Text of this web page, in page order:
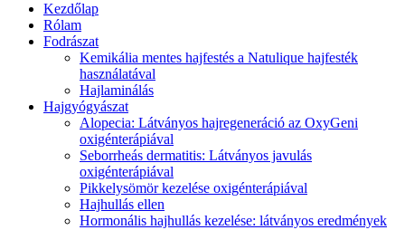
Kezdőlap
Rólam
Fodrászat
Kemikália mentes hajfestés a Natulique hajfesték
használatával
Hajlaminálás
Hajgyógyászat
Alopecia: Látványos hajregeneráció az OxyGeni
oxigénterápiával
Seborrheás dermatitis: Látványos javulás
oxigénterápiával
Pikkelysömör kezelése oxigénterápiával
Hajhullás ellen
Hormonális hajhullás kezelése: látványos eredmények